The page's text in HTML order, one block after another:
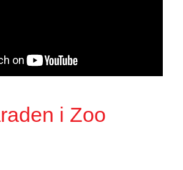
i Zoo